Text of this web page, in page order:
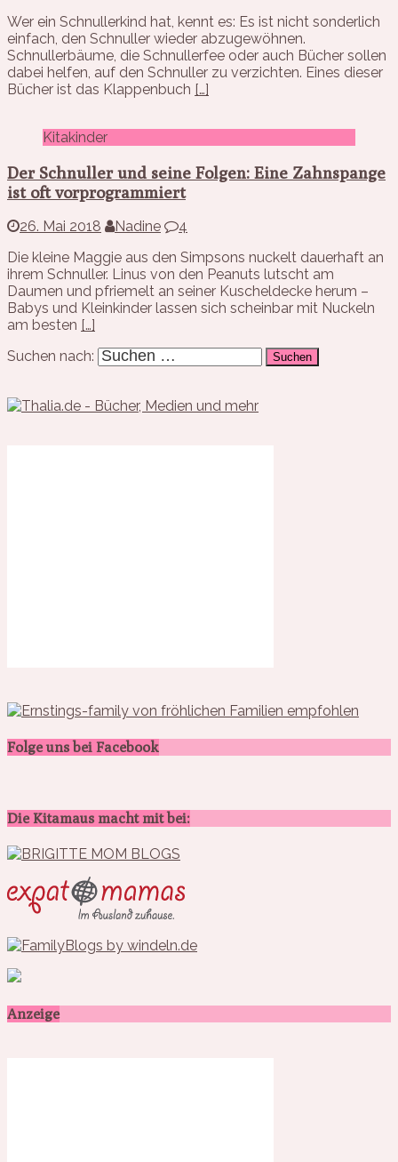
Wer ein Schnullerkind hat, kennt es: Es ist nicht sonderlich
einfach, den Schnuller wieder abzugewöhnen.
Schnullerbäume, die Schnullerfee oder auch Bücher sollen
dabei helfen, auf den Schnuller zu verzichten. Eines dieser
Bücher ist das Klappenbuch […]
Kitakinder
Der Schnuller und seine Folgen: Eine Zahnspange
ist oft vorprogrammiert
26. Mai 2018 Nadine
4
Die kleine Maggie aus den Simpsons nuckelt dauerhaft an
ihrem Schnuller. Linus von den Peanuts lutscht am
Daumen und pfriemelt an seiner Kuscheldecke herum –
Babys und Kleinkinder lassen sich scheinbar mit Nuckeln
am besten […]
Suchen nach:
Folge uns bei Facebook
Die Kitamaus macht mit bei:
Anzeige